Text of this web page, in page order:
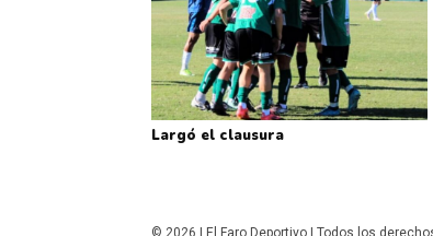
Largó el clausura
© 2026 | El Faro Deportivo | Todos los